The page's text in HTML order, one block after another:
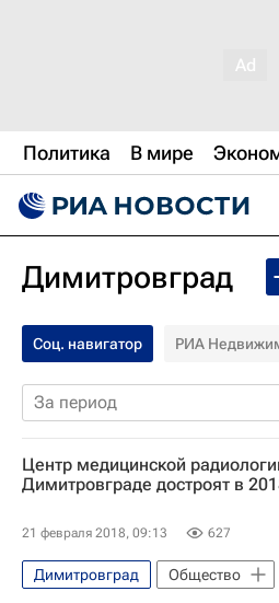
Политика В мире
Димитровград
Соц. навигатор РИА
За период
Центр медицинской
Димитровграде достроят в
21 февраля 2018, 09:13 627
Димитровград Общество